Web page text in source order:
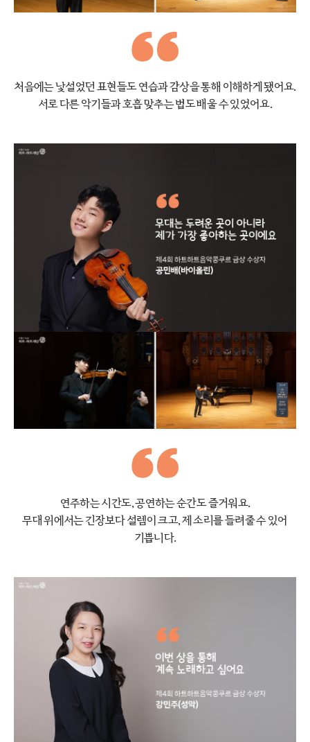
처음에는 낯설었던 표현들도 연습과 감상을 통해 이해하게 됐어요.
서로 다른 악기들과 호흡 맞추는 법도 배울 수 있었어요.
연주하는 시간도, 공연하는 순간도 즐거워요.
무대 위에서는 긴장보다 설렘이 크고,제 소리를 들려줄 수 있어
기쁩니다.